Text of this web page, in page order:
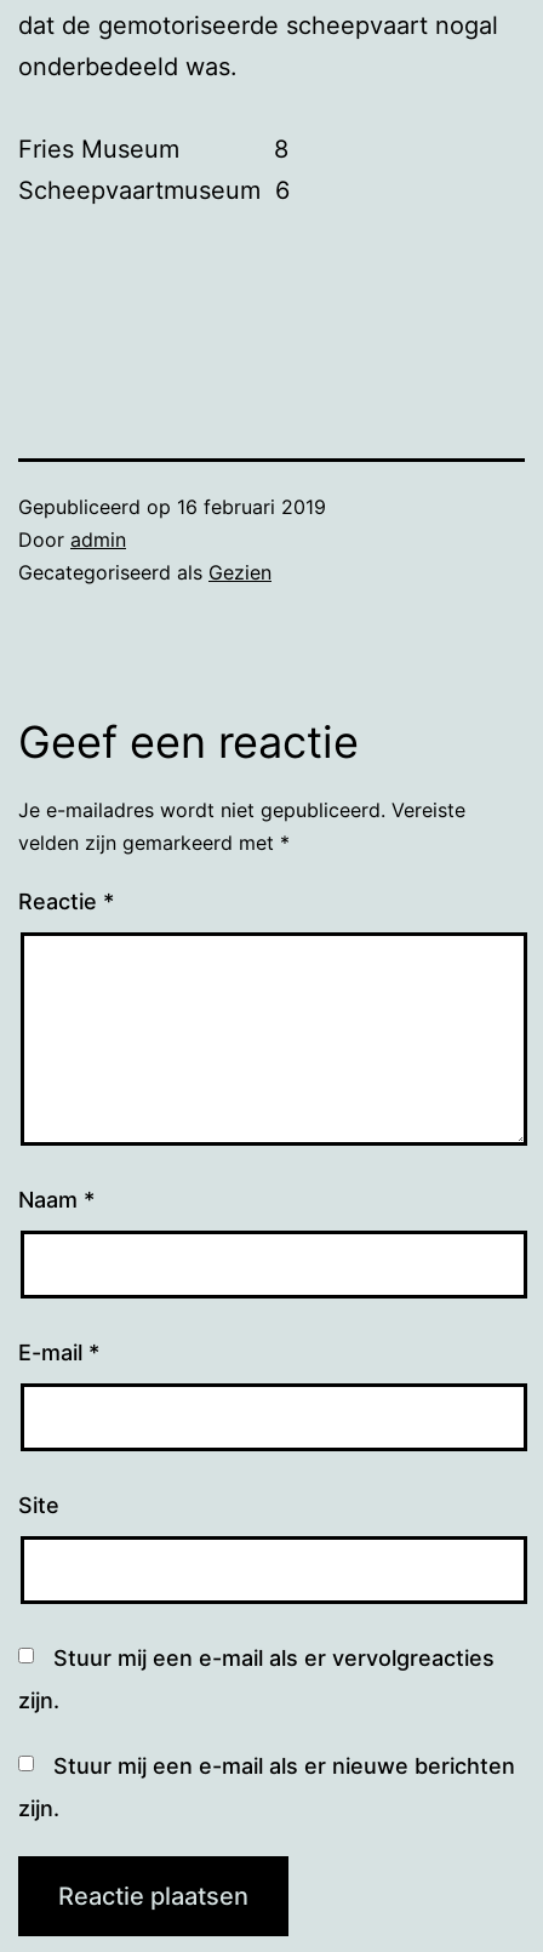
dat de gemotoriseerde scheepvaart nogal
onderbedeeld was.
Fries Museum 8
Scheepvaartmuseum 6
Gepubliceerd op 16 februari 2019
Door admin
Gecategoriseerd als Gezien
Geef een reactie
Je e-mailadres wordt niet gepubliceerd. Vereiste
velden zijn gemarkeerd met *
Reactie *
Naam *
E-mail *
Site
Stuur mij een e-mail als er vervolgreacties
zijn.
Stuur mij een e-mail als er nieuwe berichten
zijn.